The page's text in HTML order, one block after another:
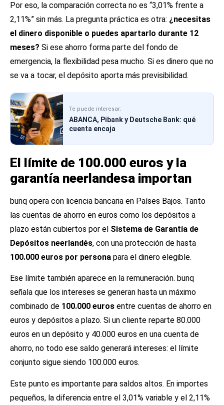
Por eso, la comparación correcta no es “3,01% frente a
2,11%” sin más. La pregunta práctica es otra: ¿necesitas
el dinero disponible o puedes apartarlo durante 12
meses? Si ese ahorro forma parte del fondo de
emergencia, la flexibilidad pesa mucho. Si es dinero que no
se va a tocar, el depósito aporta más previsibilidad.
Te puede interesar:
ABANCA, Pibank y Deutsche Bank: qué
cuenta encaja
El límite de 100.000 euros y la
garantía neerlandesa importan
bunq opera con licencia bancaria en Países Bajos. Tanto
las cuentas de ahorro en euros como los depósitos a
plazo están cubiertos por el Sistema de Garantía de
Depósitos neerlandés, con una protección de hasta
100.000 euros por persona para el dinero elegible.
Ese límite también aparece en la remuneración. bunq
señala que los intereses se generan hasta un máximo
combinado de 100.000 euros entre cuentas de ahorro en
euros y depósitos a plazo. Si un cliente reparte 80.000
euros en un depósito y 40.000 euros en una cuenta de
ahorro, no todo ese saldo generará intereses: el límite
conjunto sigue siendo 100.000 euros.
Este punto es importante para saldos altos. En importes
pequeños, la diferencia entre el 3,01% variable y el 2,11%